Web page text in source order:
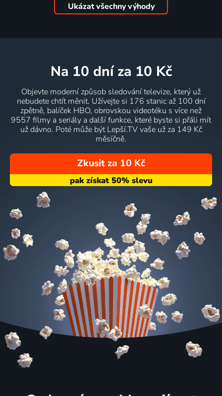
Ukázat všechny výhody
na 10 dní za 10 Kč
Objevte moderní způsob sledování televize, který už
nebudete chtít měnit. Užívejte si 176 stanic až 100 dní
zpětně, balíček HBO, obrovskou videotéku s více než
9557 filmy a seriály a další funkce, které byste si přáli mít
už dávno. Poté může být Lepší.TV vaše už za 149 Kč
měsíčně.
Zkusit za 10 Kč